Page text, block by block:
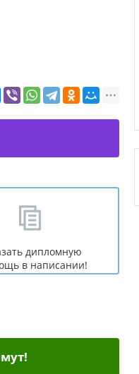
дипломную
в написании!